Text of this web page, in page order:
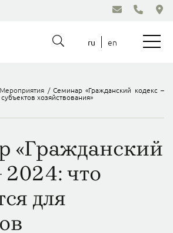
ru en
Мероприятия /Семинар «Гражданский кодекс –
хозяйствования»
«Гражданский
2024: что
для